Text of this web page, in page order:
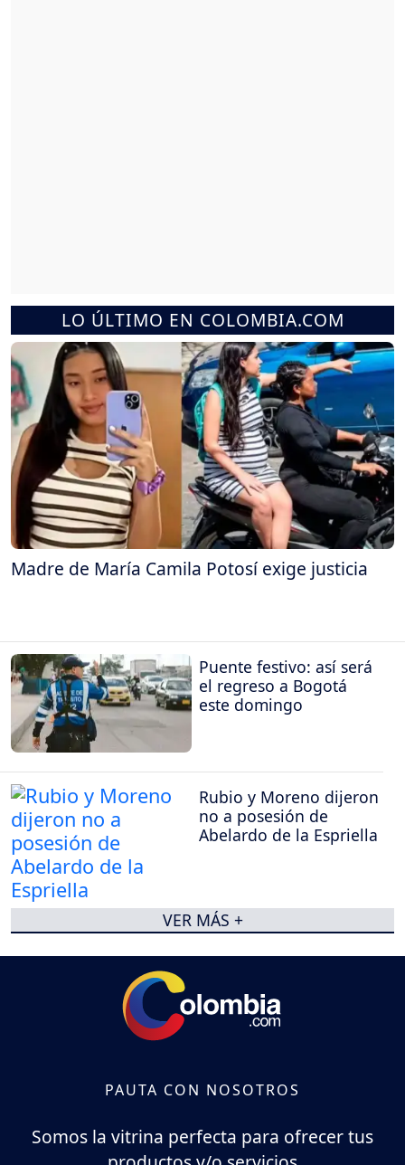
LO ÚLTIMO EN COLOMBIA.COM
Madre de María Camila Potosí exige justicia
Puente festivo: así será
el regreso a Bogotá
este domingo
Rubio y Moreno dijeron
no a posesión de
Abelardo de la Espriella
VER MÁS +
PAUTA CON NOSOTROS
Somos la vitrina perfecta para ofrecer tus